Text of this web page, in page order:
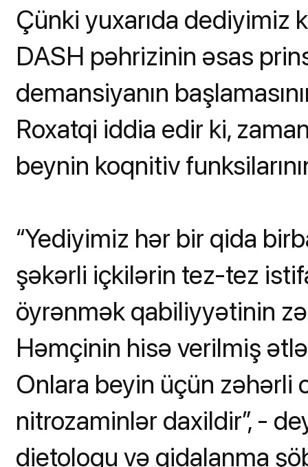
Çünki yuxarıda dediyimiz
DASH pəhrizinin əsas
demansiyanın
Roxatqi iddia edir ki,
beynin koqnitiv
“Yediyimiz hər bir qida
şəkərli içkilərin tez-tez
öyrənmək qabiliyyətinin
Həmçinin hisə verilmiş
Onlara beyin üçün zəhərli
nitrozaminlər daxildir”, -
dietoloqu və qidalanma